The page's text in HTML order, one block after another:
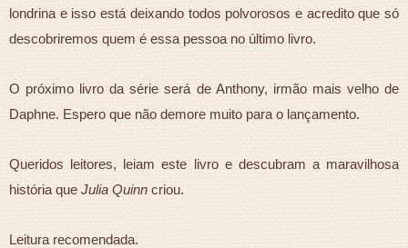
londrina e isso está deixando todos polvorosos e acredito que só
descobriremos quem é essa pessoa no último livro.
O próximo livro da série será de Anthony, irmão mais velho de
Daphne. Espero que não demore muito para o lançamento.
Queridos leitores, leiam este livro e descubram a maravilhosa
história queJulia Quinncriou.
Leitura recomendada.